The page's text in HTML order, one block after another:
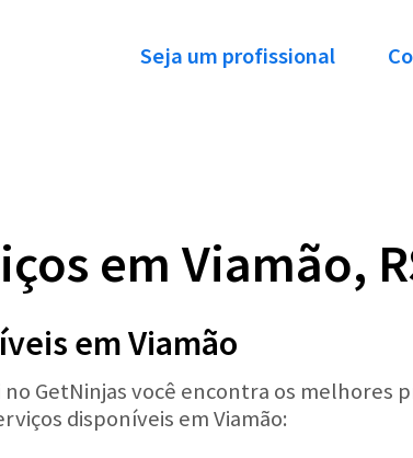
Seja um profissional
em Viamão,
em Viamão
GetNinjas você encontra os melhores
disponíveis em Viamão: